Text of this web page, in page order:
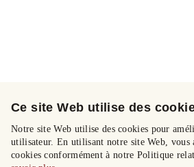
Ce site Web utilise des
Notre site Web utilise des cookies pour
utilisateur. En utilisant notre site Web, vous
cookies conformément à notre Politique